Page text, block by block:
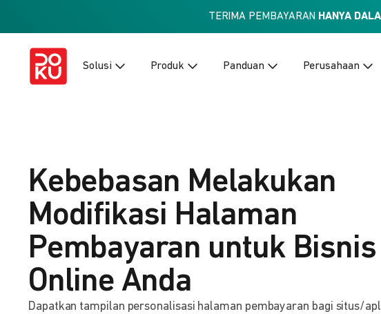
TERIMA PEMBAYARAN HANYA
Solusi Produk Panduan Perusahaan
Kebebasan Melakukan
Modifikasi Halaman
Pembayaran untuk Bisnis
Online Anda
Dapatkan tampilan personalisasi halaman pembayaran bagi situs/